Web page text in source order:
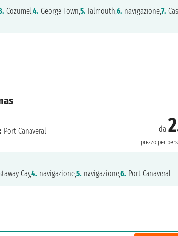
Cozumel,4. George Town,5. Falmouth,6. navigazione,7.
da
prezzo per
Port Canaveral
Cay,4. navigazione,5. navigazione,6. Port Canaveral